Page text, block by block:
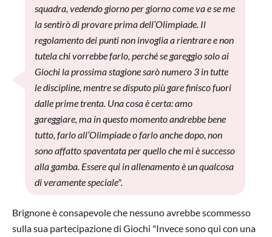
squadra, vedendo giorno per giorno come va e se me
la sentirò di provare prima dell’Olimpiade. Il
regolamento dei punti non invoglia a rientrare e non
tutela chi vorrebbe farlo, perché se gareggio solo ai
Giochi la prossima stagione sarò numero 3 in tutte
le discipline, mentre se disputo più gare finisco fuori
dalle prime trenta. Una cosa è certa: amo
gareggiare, ma in questo momento andrebbe bene
tutto, farlo all’Olimpiade o farlo anche dopo, non
sono affatto spaventata per quello che mi è successo
alla gamba. Essere qui in allenamento è un qualcosa
di veramente speciale".
Brignone è consapevole che nessuno avrebbe scommesso
sulla sua partecipazione di Giochi "Invece sono qui con una